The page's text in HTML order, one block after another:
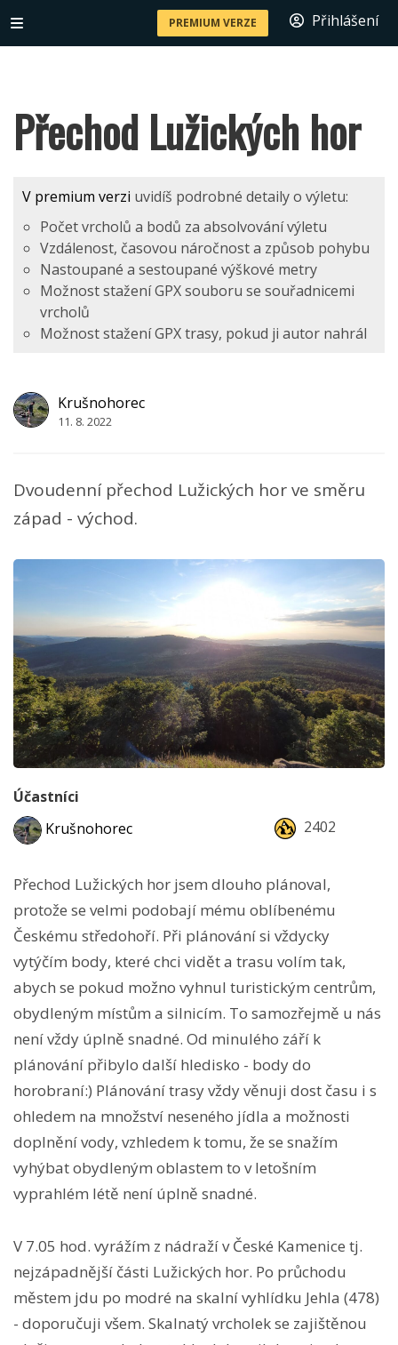
PREMIUM VERZE Přihlášení
Přechod Lužických hor
Krušnohorec
11. 8. 2022
Dvoudenní přechod Lužických hor ve směru
západ - východ.
Účastníci
Krušnohorec
2402
Přechod Lužických hor jsem dlouho plánoval,
protože se velmi podobají mému oblíbenému
Českému středohoří. Při plánování si vždycky
vytýčím body, které chci vidět a trasu volím tak,
abych se pokud možno vyhnul turistickým centrům,
obydleným místům a silnicím. To samozřejmě u nás
není vždy úplně snadné. Od minulého září k
plánování přibylo další hledisko - body do
horobraní:) Plánování trasy vždy věnuji dost času i s
ohledem na množství neseného jídla a možnosti
doplnění vody, vzhledem k tomu, že se snažím
vyhýbat obydleným oblastem to v letošním
vyprahlém létě není úplně snadné.
V 7.05 hod. vyrážím z nádraží v České Kamenice tj.
nejzápadnější části Lužických hor. Po průchodu
městem jdu po modré na skalní vyhlídku Jehla (478)
- doporučuji všem. Skalnatý vrcholek se zajištěnou
V premium verzi uvidíš podrobné detaily o výletu:
Počet vrcholů a bodů za absolvování výletu
Vzdálenost, časovou náročnost a způsob pohybu
Nastoupané a sestoupané výškové metry
Možnost stažení GPX souboru se souřadnicemi
vrcholů
Možnost stažení GPX trasy, pokud ji autor nahrál